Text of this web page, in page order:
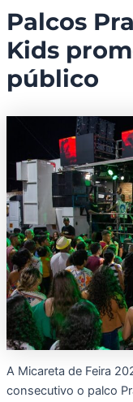
Palcos
Kids
público
A Micareta de Feira
consecutivo o palco